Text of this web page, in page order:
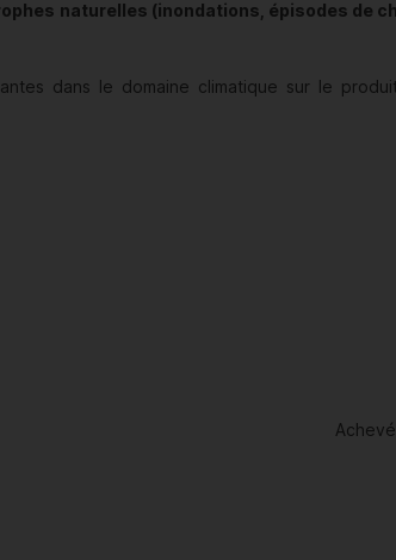
naturelles (inondations, épisodes de
dans le domaine climatique sur le